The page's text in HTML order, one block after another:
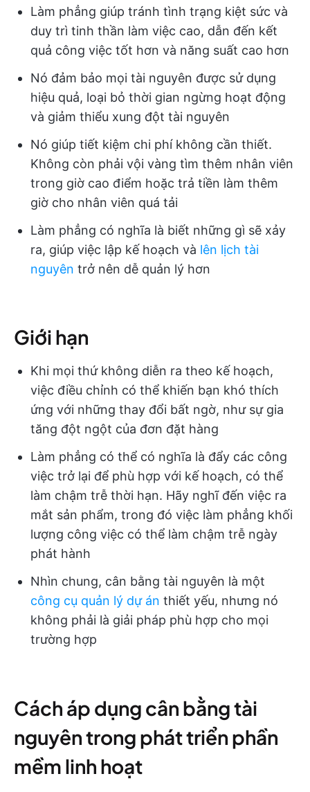
Làm phẳng giúp tránh tình trạng kiệt sức và
duy trì tinh thần làm việc cao, dẫn đến kết
quả công việc tốt hơn và năng suất cao hơn
Nó đảm bảo mọi tài nguyên được sử dụng
hiệu quả, loại bỏ thời gian ngừng hoạt động
và giảm thiểu xung đột tài nguyên
Nó giúp tiết kiệm chi phí không cần thiết.
Không còn phải vội vàng tìm thêm nhân viên
trong giờ cao điểm hoặc trả tiền làm thêm
giờ cho nhân viên quá tải
Làm phẳng có nghĩa là biết những gì sẽ xảy
ra, giúp việc lập kế hoạch và lên lịch tài
nguyên trở nên dễ quản lý hơn
Giới hạn
Khi mọi thứ không diễn ra theo kế hoạch,
việc điều chỉnh có thể khiến bạn khó thích
ứng với những thay đổi bất ngờ, như sự gia
tăng đột ngột của đơn đặt hàng
Làm phẳng có thể có nghĩa là đẩy các công
việc trở lại để phù hợp với kế hoạch, có thể
làm chậm trễ thời hạn. Hãy nghĩ đến việc ra
mắt sản phẩm, trong đó việc làm phẳng khối
lượng công việc có thể làm chậm trễ ngày
phát hành
Nhìn chung, cân bằng tài nguyên là một
công cụ quản lý dự án thiết yếu, nhưng nó
không phải là giải pháp phù hợp cho mọi
trường hợp
Cách áp dụng cân bằng tài
nguyên trong phát triển phần
mềm linh hoạt